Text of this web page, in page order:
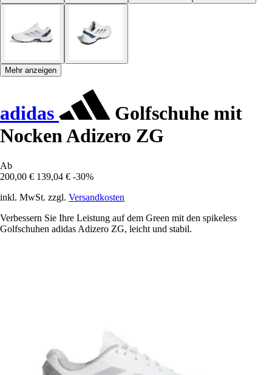
Mehr anzeigen
adidas
Golfschuhe mit
Nocken Adizero ZG
Ab
200,00 € 139,04 € -30%
inkl. MwSt. zzgl. Versandkosten
Verbessern Sie Ihre Leistung auf dem Green mit den spikeless
Golfschuhen adidas Adizero ZG, leicht und stabil.